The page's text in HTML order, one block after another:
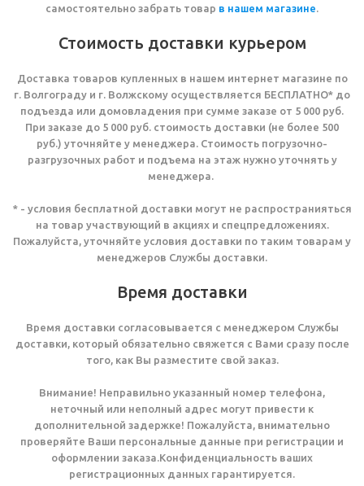
самостоятельно забрать товар в нашем магазине.
Стоимость доставки курьером
Доставка товаров купленных в нашем интернет магазине по
г. Волгограду и г. Волжскому осуществляется БЕСПЛАТНО* до
подъезда или домовладения при сумме заказе от 5 000 руб.
При заказе до 5 000 руб. стоимость доставки (не более 500
руб.) уточняйте у менеджера. Стоимость погрузочно-
разгрузочных работ и подъема на этаж нужно уточнять у
менеджера.
* - условия бесплатной доставки могут не распространияться
на товар участвующий в акциях и спецпредложениях.
Пожалуйста, уточняйте условия доставки по таким товарам у
менеджеров Службы доставки.
Время доставки
Время доставки согласовывается с менеджером Службы
доставки, который обязательно свяжется с Вами сразу после
того, как Вы разместите свой заказ.
Внимание! Неправильно указанный номер телефона,
неточный или неполный адрес могут привести к
дополнительной задержке! Пожалуйста, внимательно
проверяйте Ваши персональные данные при регистрации и
оформлении заказа.Конфиденциальность ваших
регистрационных данных гарантируется.